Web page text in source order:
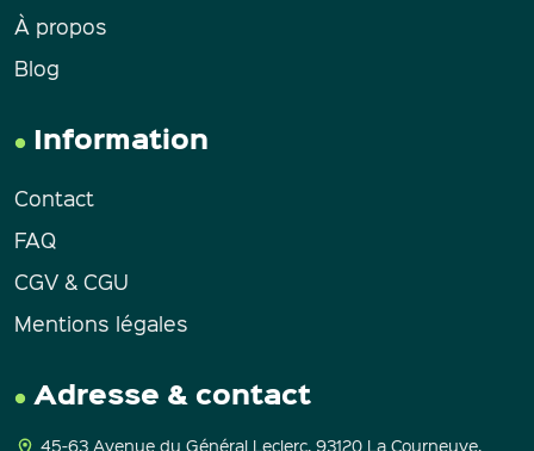
À propos
Blog
Information
Contact
FAQ
CGV & CGU
Mentions légales
Adresse & contact
45-63 Avenue du Général Leclerc, 93120 La Courneuve.